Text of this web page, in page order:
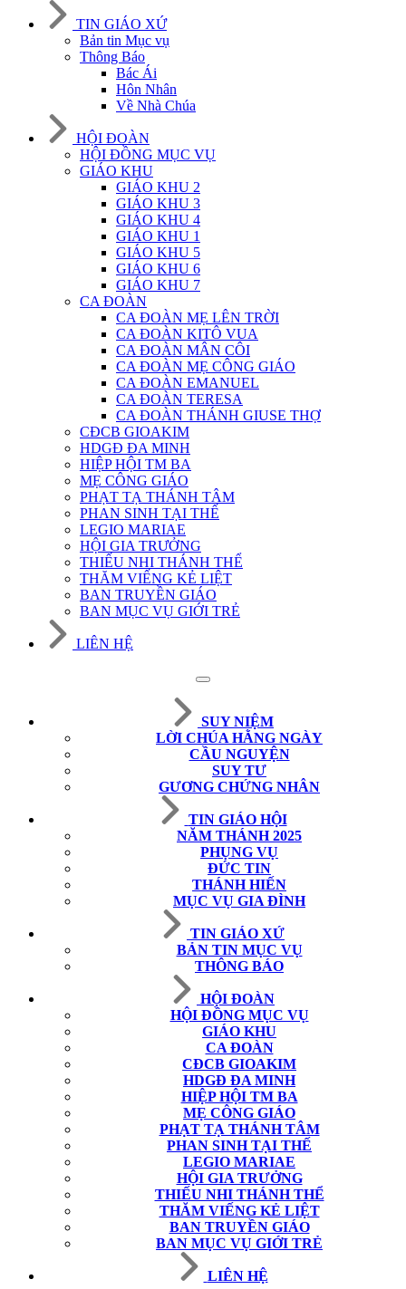
TIN GIÁO XỨ
Bản tin Mục vụ
Thông Báo
Bác Ái
Hôn Nhân
Về Nhà Chúa
HỘI ĐOÀN
HỘI ĐỒNG MỤC VỤ
GIÁO KHU
GIÁO KHU 2
GIÁO KHU 3
GIÁO KHU 4
GIÁO KHU 1
GIÁO KHU 5
GIÁO KHU 6
GIÁO KHU 7
CA ĐOÀN
CA ĐOÀN MẸ LÊN TRỜI
CA ĐOÀN KITÔ VUA
CA ĐOÀN MÂN CÔI
CA ĐOÀN MẸ CÔNG GIÁO
CA ĐOÀN EMANUEL
CA ĐOÀN TERESA
CA ĐOÀN THÁNH GIUSE THỢ
CĐCB GIOAKIM
HDGĐ ĐA MINH
HIỆP HỘI TM BA
MẸ CÔNG GIÁO
PHẠT TẠ THÁNH TÂM
PHAN SINH TẠI THẾ
LEGIO MARIAE
HỘI GIA TRƯỞNG
THIẾU NHI THÁNH THỂ
THĂM VIẾNG KẺ LIỆT
BAN TRUYỀN GIÁO
BAN MỤC VỤ GIỚI TRẺ
LIÊN HỆ
SUY NIỆM
LỜI CHÚA HẰNG NGÀY
CẦU NGUYỆN
SUY TƯ
GƯƠNG CHỨNG NHÂN
TIN GIÁO HỘI
NĂM THÁNH 2025
PHỤNG VỤ
ĐỨC TIN
THÁNH HIẾN
MỤC VỤ GIA ĐÌNH
TIN GIÁO XỨ
BẢN TIN MỤC VỤ
THÔNG BÁO
HỘI ĐOÀN
HỘI ĐỒNG MỤC VỤ
GIÁO KHU
CA ĐOÀN
CĐCB GIOAKIM
HDGĐ ĐA MINH
HIỆP HỘI TM BA
MẸ CÔNG GIÁO
PHẠT TẠ THÁNH TÂM
PHAN SINH TẠI THẾ
LEGIO MARIAE
HỘI GIA TRƯỞNG
THIẾU NHI THÁNH THỂ
THĂM VIẾNG KẺ LIỆT
BAN TRUYỀN GIÁO
BAN MỤC VỤ GIỚI TRẺ
LIÊN HỆ